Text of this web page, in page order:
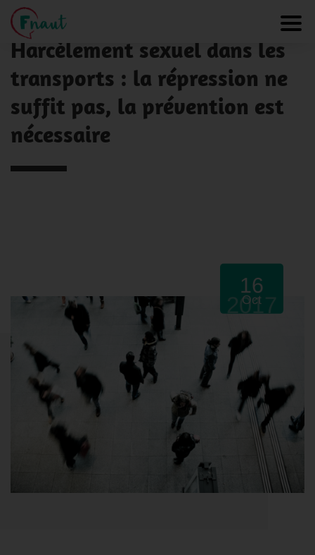
Panneau de gestion des cookies
NOS ACTUALITÉS
Harcèlement sexuel dans les
transports : la répression ne
suffit pas, la prévention est
nécessaire
16
Oct
2017